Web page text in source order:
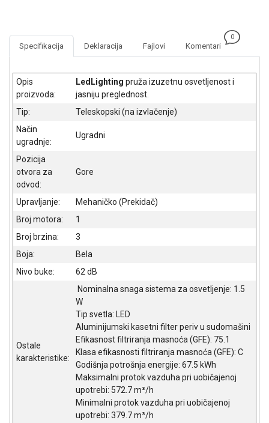
OPREMA
KABLOVI I
ADAPTERI
KANCELARIJSKI
MATERIJAL
SVE
ZA
KUĆU
ŠKOLSKI
PRIBOR
FITNES
KRIPTO
Specifikacija Deklaracija Fajlovi Komentari
0
Opis
proizvoda:
LedLighting pruža izuzetnu osvetljenost i
jasniju preglednost.
Tip:
Teleskopski (na izvlačenje)
Način
ugradnje:
Ugradni
Pozicija
otvora za
odvod:
Gore
Upravljanje:
Mehaničko (Prekidač)
Broj motora:
1
Broj brzina:
3
Boja:
Bela
Nivo buke:
62 dB
Ostale
karakteristike:
Nominalna snaga sistema za osvetljenje: 1.5
W
Tip svetla: LED
Aluminijumski kasetni filter periv u sudomašini
Efikasnost filtriranja masnoća (GFE): 75.1
Klasa efikasnosti filtriranja masnoća (GFE): C
Godišnja potrošnja energije: 67.5 kWh
Maksimalni protok vazduha pri uobičajenoj
upotrebi: 572.7 m³/h
Minimalni protok vazduha pri uobičajenoj
upotrebi: 379.7 m³/h